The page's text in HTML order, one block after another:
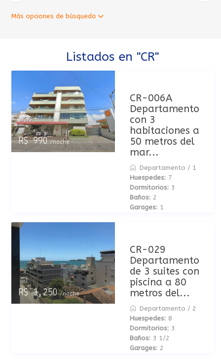
Más opciones de búsqueda
Listados en "CR"
R$ 990/noche
CR-006A
Departamento
con 3
habitaciones a
50 metros del
mar...
Departamento / 1
Huespedes: 7
Dormitorios: 3
Baños: 2
Garages: 1
R$ 1,250/noche
CR-029
Departamento
de 3 suites con
piscina a 80
metros del...
Departamento / 2
Huespedes: 8
Dormitorios: 3
Baños: 3 1/2
Garages: 2